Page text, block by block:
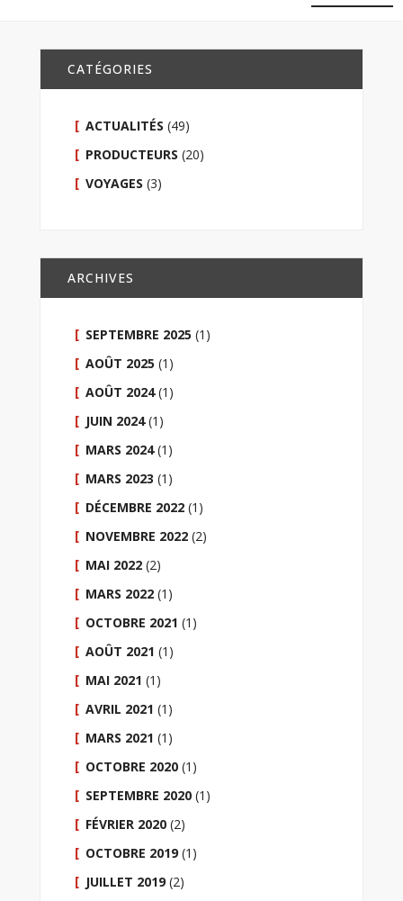
CATÉGORIES
ACTUALITÉS (49)
PRODUCTEURS (20)
VOYAGES (3)
ARCHIVES
SEPTEMBRE 2025 (1)
AOÛT 2025 (1)
AOÛT 2024(1)
JUIN 2024(1)
MARS 2024(1)
MARS 2023 (1)
DÉCEMBRE 2022 (1)
NOVEMBRE 2022 (2)
MAI 2022 (2)
MARS 2022 (1)
OCTOBRE 2021 (1)
AOÛT 2021 (1)
MAI 2021 (1)
AVRIL 2021 (1)
MARS 2021 (1)
OCTOBRE 2020 (1)
SEPTEMBRE 2020 (1)
FÉVRIER 2020 (2)
OCTOBRE 2019 (1)
JUILLET 2019 (2)